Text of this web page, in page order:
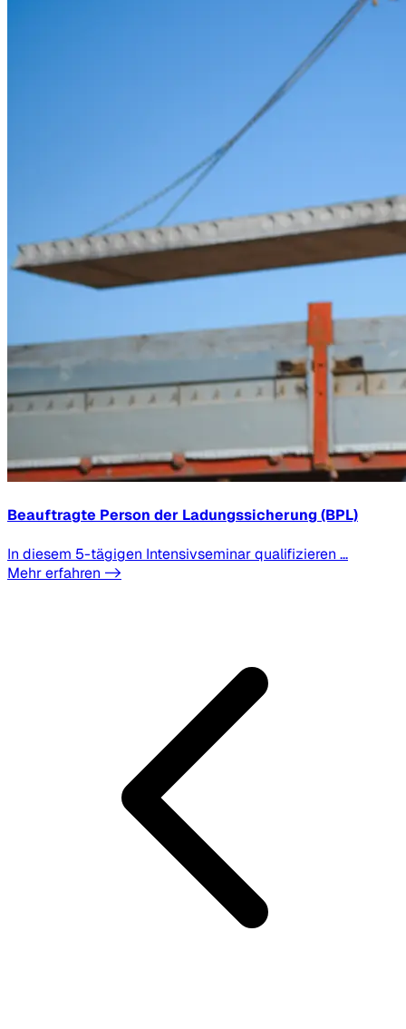
Beauftragte Person der Ladungssicherung (BPL)
In diesem 5-tägigen Intensivseminar qualifizieren ...
Mehr erfahren ->